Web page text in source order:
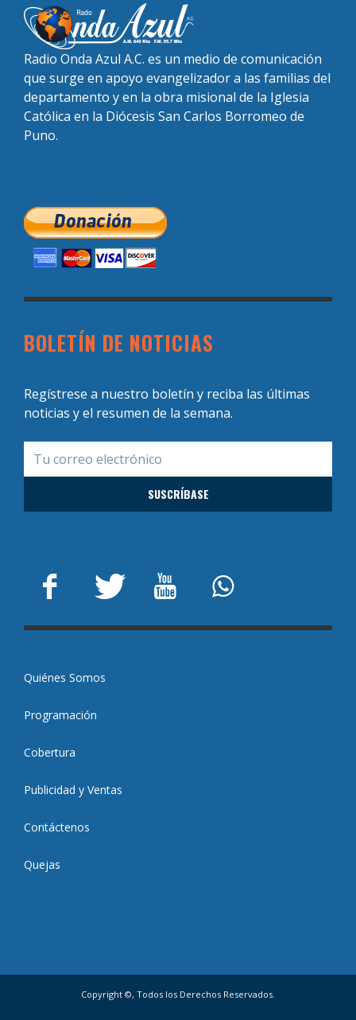
Radio Onda Azul A.C. es un medio de comunicación
que surge en apoyo evangelizador a las familias del
departamento y en la obra misional de la Iglesia
Católica en la Diócesis San Carlos Borromeo de
Puno.
BOLETÍN DE NOTICIAS
Regístrese a nuestro boletín y reciba las últimas
noticias y el resumen de la semana.
Quiénes Somos
Programación
Cobertura
Publicidad y Ventas
Contáctenos
Quejas
Copyright ©, Todos los Derechos Reservados.